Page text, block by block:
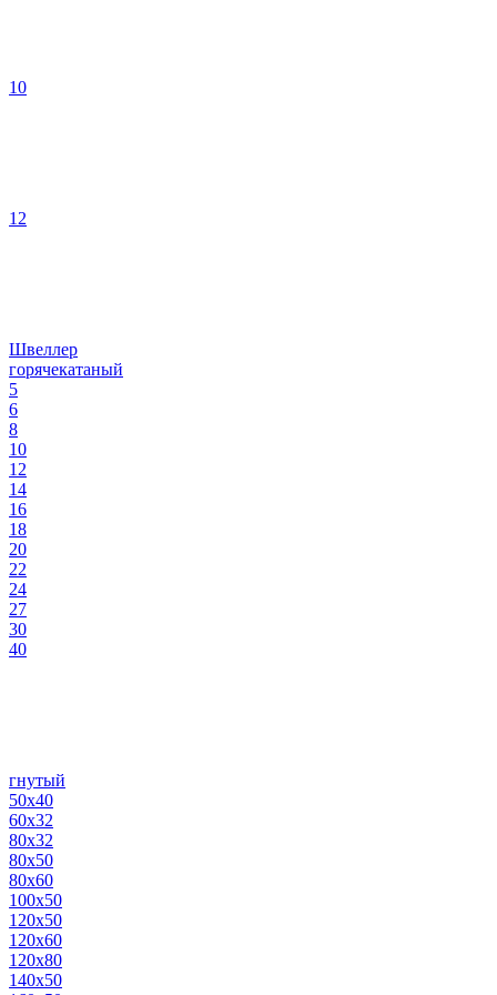
10
12
Швеллер
горячекатаный
5
6
8
10
12
14
16
18
20
22
24
27
30
40
гнутый
50х40
60х32
80х32
80х50
80х60
100х50
120х50
120х60
120х80
140х50